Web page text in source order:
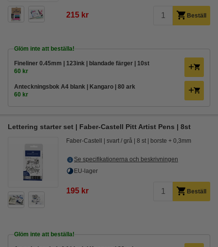
215 kr Beställ
Glöm inte att beställa!
Fineliner 0.45mm | 123ink | blandade färger | 10st
60 kr
Anteckningsbok A4 blank | Kangaro | 80 ark
60 kr
Lettering starter set | Faber-Castell Pitt Artist Pens | 8st
Faber-Castell svart / grå 8 st borste + 0,3mm
Se specifikationerna och beskrivningen
EU-lager
195 kr Beställ
Glöm inte att beställa!